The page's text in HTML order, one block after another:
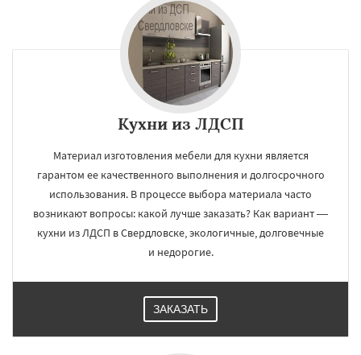
Кухни из ЛДСП
Материал изготовления мебели для кухни является
гарантом ее качественного выполнения и долгосрочного
использования. В процессе выбора материала часто
возникают вопросы: какой лучше заказать? Как вариант —
кухни из ЛДСП в Свердловске, экологичные, долговечные
и недорогие.
ЗАКАЗАТЬ